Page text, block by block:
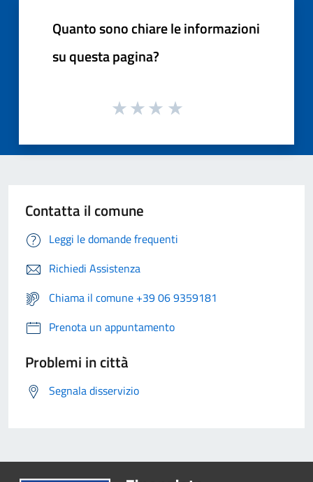
Quanto sono chiare le informazioni
su questa pagina?
Contatta il comune
Leggi le domande frequenti
Richiedi Assistenza
Chiama il comune +39 06 9359181
Prenota un appuntamento
Problemi in città
Segnala disservizio